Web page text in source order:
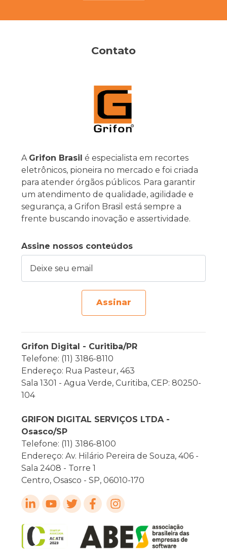
Contato
A Grifon Brasil é especialista em recortes
eletrônicos, pioneira no mercado e foi criada
para atender órgãos públicos. Para garantir
um atendimento de qualidade, agilidade e
segurança, a Grifon Brasil está sempre a
frente buscando inovação e assertividade.
Assine nossos conteúdos
Assinar
Grifon Digital - Curitiba/PR
Telefone: (11) 3186-8110
Endereço: Rua Pasteur, 463
Sala 1301 - Agua Verde, Curitiba, CEP: 80250-
104
GRIFON DIGITAL SERVIÇOS LTDA -
Osasco/SP
Telefone: (11) 3186-8100
Endereço: Av. Hilário Pereira de Souza, 406 -
Sala 2408 - Torre 1
Centro, Osasco - SP, 06010-170